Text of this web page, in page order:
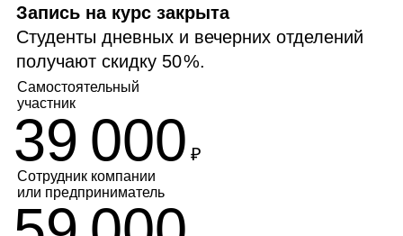
Запись на курс закрыта
Студенты дневных и вечерних отделений
получают скидку 50 %.
Самостоятельный
участник
39 000 ₽
Сотрудник компании
или предприниматель